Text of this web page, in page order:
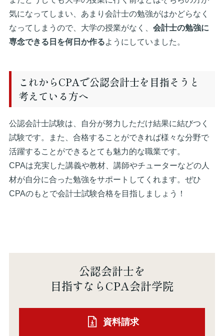
気になってしまい、あまり会計士の勉強がはかどらなく
なってしまうので、大学の授業がなく、 会計士の勉強に
専念できる日を何日か作るようにしていました。
これからCPAで公認会計士を目指そうと
考えている方へ
公認会計士試験は、自分が努力しただけ結果に結びつく
試験です。また、合格することができれば様々な分野で
活躍することができるとても魅力的な職業です。
CPAは充実した講義や教材、講師やチューターなどの人
材が自分に合った勉強をサポートしてくれます。ぜひ
CPAのもとで会計士試験合格を目指しましょう！
公認会計士を
目指すならCPA会計学院
資料請求